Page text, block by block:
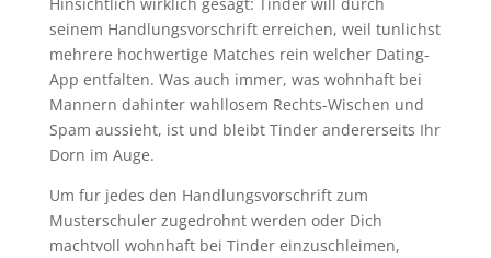
seinem Handlungsvorschrift erreichen, weil tunlichst
mehrere hochwertige Matches rein welcher Dating-
App entfalten. Was auch immer, was wohnhaft bei
Mannern dahinter wahllosem Rechts-Wischen und
Spam aussieht, ist und bleibt Tinder andererseits Ihr
Dorn im Auge.
Um fur jedes den Handlungsvorschrift zum
Musterschuler zugedrohnt werden oder Dich
machtvoll wohnhaft bei Tinder einzuschleimen,